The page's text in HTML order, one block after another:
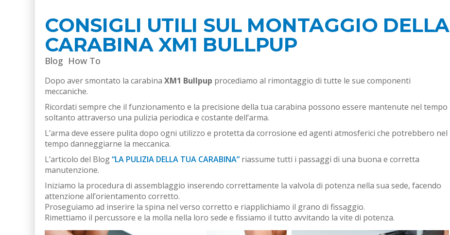
CONSIGLI UTILI SUL MONTAGGIO DELLA
CARABINA XM1 BULLPUP
Blog How To
Dopo aver smontato la carabina XM1 Bullpup procediamo al rimontaggio di tutte le sue componenti
meccaniche.
Ricordati sempre che il funzionamento e la precisione della tua carabina possono essere mantenute nel tempo
soltanto attraverso una pulizia periodica e costante dell’arma.
L’arma deve essere pulita dopo ogni utilizzo e protetta da corrosione ed agenti atmosferici che potrebbero nel
tempo danneggiarne la meccanica.
L’articolo del Blog“LA PULIZIA DELLA TUA CARABINA” riassume tutti i passaggi di una buona e corretta
manutenzione.
Iniziamo la procedura di assemblaggio inserendo correttamente la valvola di potenza nella sua sede, facendo
attenzione all’orientamento corretto.
Proseguiamo ad inserire la spina nel verso corretto e riapplichiamo il grano di fissaggio.
Rimettiamo il percussore e la molla nella loro sede e fissiamo il tutto avvitando la vite di potenza.